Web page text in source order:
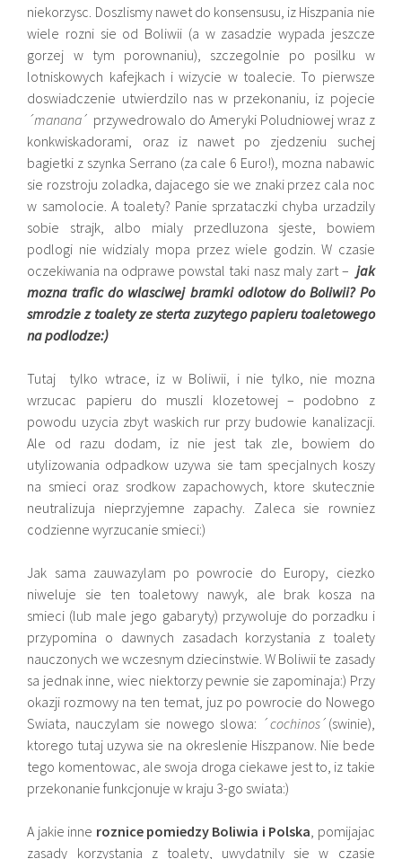
niekorzysc. Doszlismy nawet do konsensusu, iz Hiszpania nie
wiele rozni sie od Boliwii (a w zasadzie wypada jeszcze
gorzej w tym porownaniu), szczegolnie po posilku w
lotniskowych kafejkach i wizycie w toalecie. To pierwsze
doswiadczenie utwierdzilo nas w przekonaniu, iz pojecie
´manana´ przywedrowalo do Ameryki Poludniowej wraz z
konkwiskadorami, oraz iz nawet po zjedzeniu suchej
bagietki z szynka Serrano (za cale 6 Euro!), mozna nabawic
sie rozstroju zoladka, dajacego sie we znaki przez cala noc
w samolocie. A toalety? Panie sprzataczki chyba urzadzily
sobie strajk, albo mialy przedluzona sjeste, bowiem
podlogi nie widzialy mopa przez wiele godzin. W czasie
oczekiwania na odprawe powstal taki nasz maly zart – jak
mozna trafic do wlasciwej bramki odlotow do Boliwii? Po
smrodzie z toalety ze sterta zuzytego papieru toaletowego
na podlodze:)
Tutaj tylko wtrace, iz w Boliwii, i nie tylko, nie mozna
wrzucac papieru do muszli klozetowej – podobno z
powodu uzycia zbyt waskich rur przy budowie kanalizacji.
Ale od razu dodam, iz nie jest tak zle, bowiem do
utylizowania odpadkow uzywa sie tam specjalnych koszy
na smieci oraz srodkow zapachowych, ktore skutecznie
neutralizuja nieprzyjemne zapachy. Zaleca sie rowniez
codzienne wyrzucanie smieci:)
Jak sama zauwazylam po powrocie do Europy, ciezko
niweluje sie ten toaletowy nawyk, ale brak kosza na
smieci (lub male jego gabaryty) przywoluje do porzadku i
przypomina o dawnych zasadach korzystania z toalety
nauczonych we wczesnym dziecinstwie. W Boliwii te zasady
sa jednak inne, wiec niektorzy pewnie sie zapominaja:) Przy
okazji rozmowy na ten temat, juz po powrocie do Nowego
Swiata, nauczylam sie nowego slowa: ´cochinos´(swinie),
ktorego tutaj uzywa sie na okreslenie Hiszpanow. Nie bede
tego komentowac, ale swoja droga ciekawe jest to, iz takie
przekonanie funkcjonuje w kraju 3-go swiata:)
A jakie inne roznice pomiedzy Boliwia i Polska, pomijajac
zasady korzystania z toalety, uwydatnily sie w czasie